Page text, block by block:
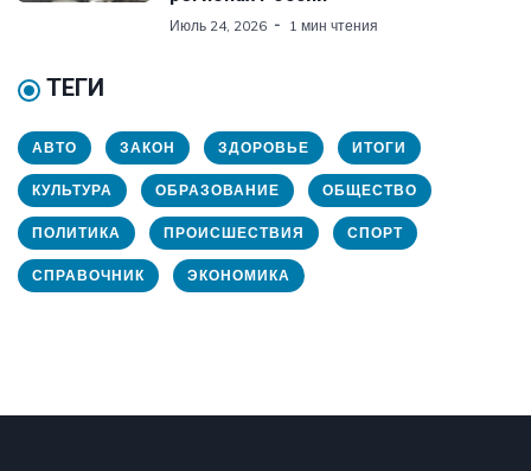
Июль 24, 2026 1 мин чтения
ТЕГИ
АВТО ЗАКОН ЗДОРОВЬЕ ИТОГИ
КУЛЬТУРА ОБРАЗОВАНИЕ ОБЩЕСТВО
ПОЛИТИКА ПРОИСШЕСТВИЯ СПОРТ
СПРАВОЧНИК ЭКОНОМИКА